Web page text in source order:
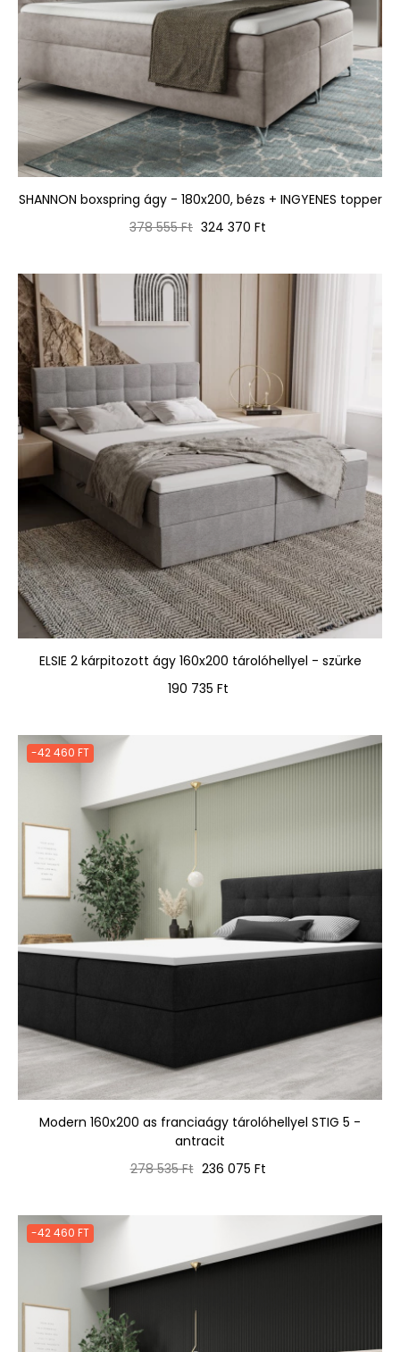
SHANNON boxspring ágy - 180x200, bézs + INGYENES topper
Normál
378 555 Ft Ár
324 370 Ft
ELSIE 2 kárpitozott ágy 160x200 tárolóhellyel - szürke
Ár
190 735 Ft
-42 460 FT
Modern 160x200 as franciaágy tárolóhellyel STIG 5 -
antracit
Normál
278 535 Ft Ár
236 075 Ft
-42 460 FT